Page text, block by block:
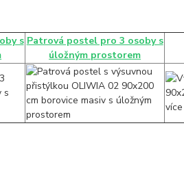
s Patrová postel pro 3 osoby s
úložným prostorem